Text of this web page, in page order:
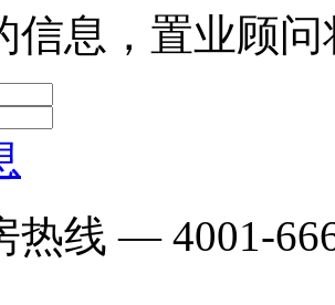
信息，置业顾
热线 — 4001-